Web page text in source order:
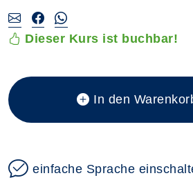
Dieser Kurs ist buchbar!
In den
einfache Sprache